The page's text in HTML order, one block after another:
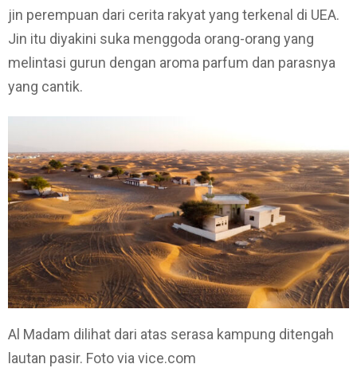
jin perempuan dari cerita rakyat yang terkenal di UEA.
Jin itu diyakini suka menggoda orang-orang yang
melintasi gurun dengan aroma parfum dan parasnya
yang cantik.
Al Madam dilihat dari atas serasa kampung ditengah
lautan pasir. Foto via vice.com